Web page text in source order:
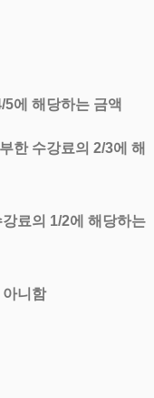
에 해당하는 금액
한 수강료의 2/3에 해
료의 1/2에 해당하는
니함